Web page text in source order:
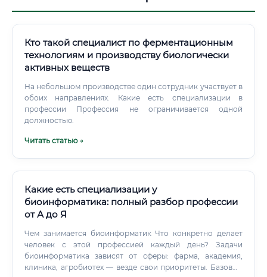
Кто такой специалист по ферментационным
технологиям и производству биологически
активных веществ
На небольшом производстве один сотрудник участвует в
обоих направлениях. Какие есть специализации в
профессии Профессия не ограничивается одной
должностью.
Читать статью →
Какие есть специализации у
биоинформатика: полный разбор профессии
от А до Я
Чем занимается биоинформатик Что конкретно делает
человек с этой профессией каждый день? Задачи
биоинформатика зависят от сферы: фарма, академия,
клиника, агробиотех — везде свои приоритеты. Базовый